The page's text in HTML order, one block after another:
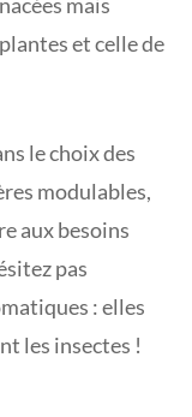
et celle de
le choix des
modulables,
aux besoins
pas
: elles
les insectes !